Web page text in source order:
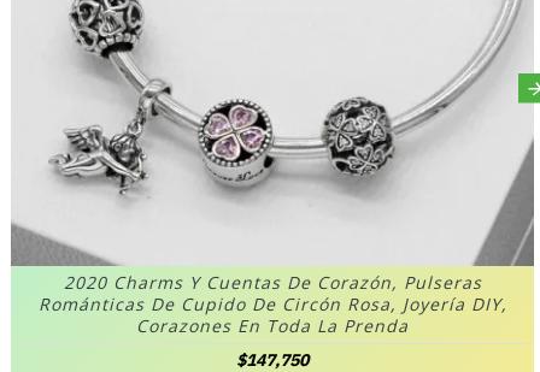
2020 Charms Y Cuentas De Corazón, Pulseras
Románticas De Cupido De Circón Rosa, Joyería DIY,
Corazones En Toda La Prenda
$147,750